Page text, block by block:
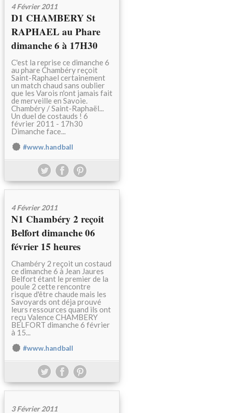
4 Février 2011
D1 CHAMBERY St
RAPHAEL au Phare
dimanche 6 à 17H30
C'est la reprise ce dimanche 6
au phare Chambéry reçoit
Saint-Raphael certainement
un match chaud sans oublier
que les Varois n'ont jamais fait
de merveille en Savoie.
Chambéry / Saint-Raphaël...
Un duel de costauds ! 6
février 2011 - 17h30
Dimanche face...
#www.handball
4 Février 2011
N1 Chambéry 2 reçoit
Belfort dimanche 06
février 15 heures
Chambéry 2 reçoit un costaud
ce dimanche 6 à Jean Jaures
Belfort étant le premier de la
poule 2 cette rencontre
risque d'être chaude mais les
Savoyards ont déja prouvé
leurs ressources quand ils ont
reçu Valence CHAMBERY
BELFORT dimanche 6 février
à 15...
#www.handball
3 Février 2011